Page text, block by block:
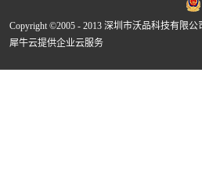
Copyright ©2005 - 2013 深圳市沃品科技有限公
犀牛云提供企业云服务